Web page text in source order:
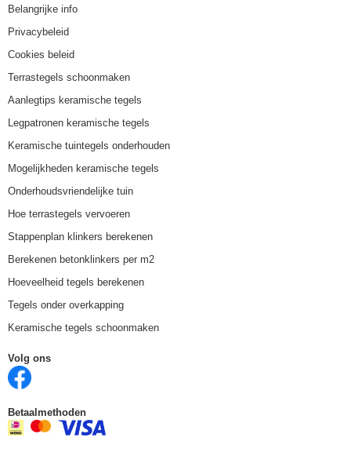
Belangrijke info
Privacybeleid
Cookies beleid
Terrastegels schoonmaken
Aanlegtips keramische tegels
Legpatronen keramische tegels
Keramische tuintegels onderhouden
Mogelijkheden keramische tegels
Onderhoudsvriendelijke tuin
Hoe terrastegels vervoeren
Stappenplan klinkers berekenen
Berekenen betonklinkers per m2
Hoeveelheid tegels berekenen
Tegels onder overkapping
Keramische tegels schoonmaken
Volg ons
Betaalmethoden